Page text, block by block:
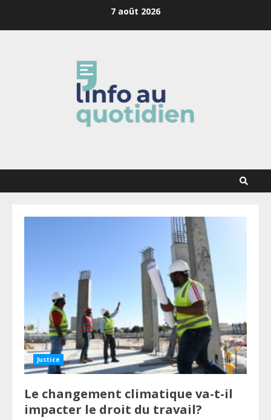
7 août 2026
Justice
Le changement climatique va-t-il
impacter le droit du travail?